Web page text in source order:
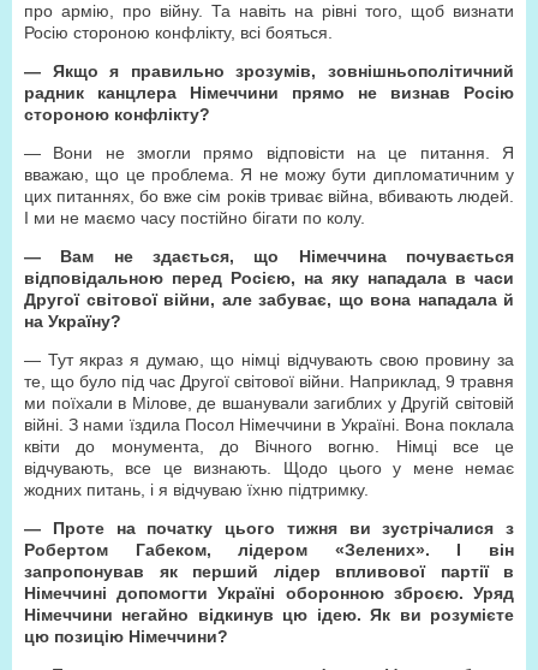
про армію, про війну. Та навіть на рівні того, щоб визнати
Росію стороною конфлікту, всі бояться.
— Якщо я правильно зрозумів, зовнішньополітичний
радник канцлера Німеччини прямо не визнав Росію
стороною конфлікту?
— Вони не змогли прямо відповісти на це питання. Я
вважаю, що це проблема. Я не можу бути дипломатичним у
цих питаннях, бо вже сім років триває війна, вбивають людей.
І ми не маємо часу постійно бігати по колу.
— Вам не здається, що Німеччина почувається
відповідальною перед Росією, на яку нападала в часи
Другої світової війни, але забуває, що вона нападала й
на Україну?
— Тут якраз я думаю, що німці відчувають свою провину за
те, що було під час Другої світової війни. Наприклад, 9 травня
ми поїхали в Мілове, де вшанували загиблих у Другій світовій
війні. З нами їздила Посол Німеччини в Україні. Вона поклала
квіти до монумента, до Вічного вогню. Німці все це
відчувають, все це визнають. Щодо цього у мене немає
жодних питань, і я відчуваю їхню підтримку.
— Проте на початку цього тижня ви зустрічалися з
Робертом Габеком, лідером «Зелених». І він
запропонував як перший лідер впливової партії в
Німеччині допомогти Україні оборонною зброєю. Уряд
Німеччини негайно відкинув цю ідею. Як ви розумієте
цю позицію Німеччини?